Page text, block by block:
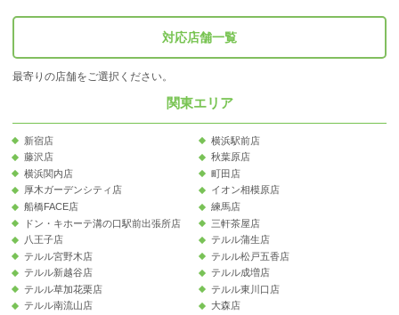
対応店舗一覧
最寄りの店舗をご選択ください。
関東エリア
新宿店
横浜駅前店
藤沢店
秋葉原店
横浜関内店
町田店
厚木ガーデンシティ店
イオン相模原店
船橋FACE店
練馬店
ドン・キホーテ溝の口駅前出張所店
三軒茶屋店
八王子店
テルル蒲生店
テルル宮野木店
テルル松戸五香店
テルル新越谷店
テルル成増店
テルル草加花栗店
テルル東川口店
テルル南流山店
大森店